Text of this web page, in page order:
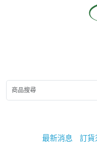
最新消息 訂貨